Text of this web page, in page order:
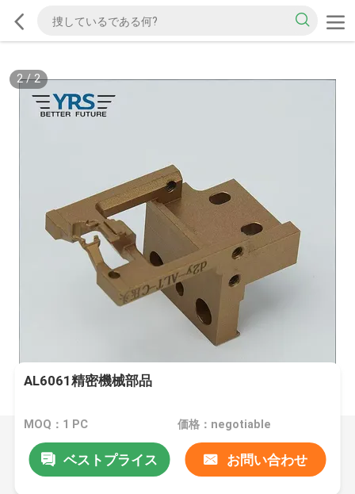
2/2
AL6061精密機械部品
MOQ：1 PC 価格：negotiable
ベストプライス お問い合わせ